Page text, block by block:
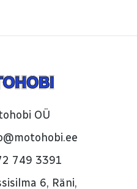
OÜ
749 3391
6, Räni,